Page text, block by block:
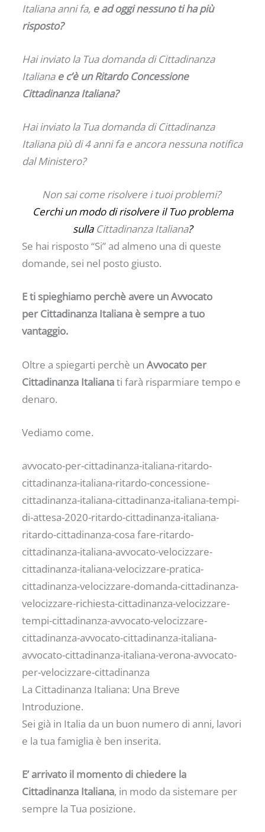
Italiana anni fa, e ad oggi nessuno ti ha più
risposto?
Hai inviato la Tua domanda di Cittadinanza
Italiana e c’è un Ritardo Concessione
Cittadinanza Italiana?
Hai inviato la Tua domanda di Cittadinanza
Italiana più di 4 anni fa e ancora nessuna notifica
dal Ministero?
Non sai come risolvere i tuoi problemi?
Cerchi un modo di risolvere il Tuo problema
sulla Cittadinanza Italiana?
Se hai risposto “Si” ad almeno una di queste
domande, sei nel posto giusto.
E ti spieghiamo perchè avere un Avvocato
per Cittadinanza Italiana è sempre a tuo
vantaggio.
Oltre a spiegarti perchè un Avvocato per
Cittadinanza Italianati farà risparmiare tempo e
denaro.
Vediamo come.
avvocato-per-cittadinanza-italiana-ritardo-
cittadinanza-italiana-ritardo-concessione-
cittadinanza-italiana-cittadinanza-italiana-tempi-
di-attesa-2020-ritardo-cittadinanza-italiana-
ritardo-cittadinanza-cosa fare-ritardo-
cittadinanza-italiana-avvocato-velocizzare-
cittadinanza-italiana-velocizzare-pratica-
cittadinanza-velocizzare-domanda-cittadinanza-
velocizzare-richiesta-cittadinanza-velocizzare-
tempi-cittadinanza-avvocato-velocizzare-
cittadinanza-avvocato-cittadinanza-italiana-
avvocato-cittadinanza-italiana-verona-avvocato-
per-velocizzare-cittadinanza
La Cittadinanza Italiana: Una Breve
Introduzione.
Sei già in Italia da un buon numero di anni, lavori
e la tua famiglia è ben inserita.
E’ arrivato il momento di chiedere la
Cittadinanza Italiana, in modo da sistemare per
sempre la Tua posizione.